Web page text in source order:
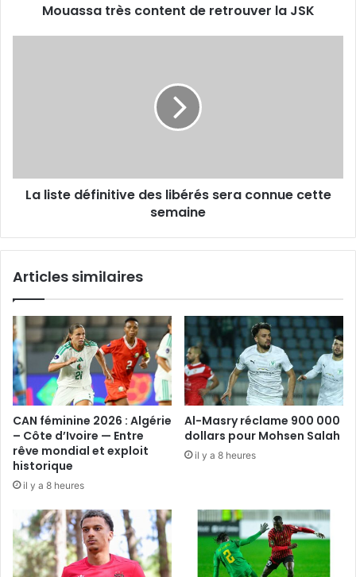
Mouassa très content de retrouver la JSK
semaine
La liste définitive des libérés sera connue cette
semaine
Articles similaires
CAN féminine 2026 : Algérie
– Côte d’Ivoire — Entre
rêve mondial et exploit
historique
il y a 8 heures
Al-Masry réclame 900 000
dollars pour Mohsen Salah
il y a 8 heures